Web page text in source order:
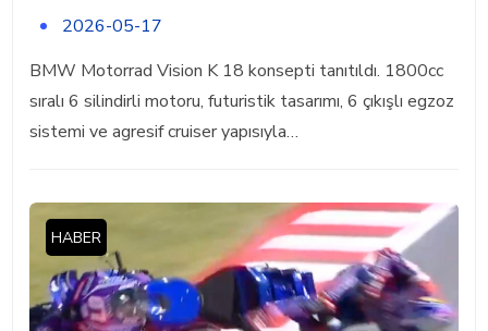
2026-05-17
BMW Motorrad Vision K 18 konsepti tanıtıldı. 1800cc
sıralı 6 silindirli motoru, futuristik tasarımı, 6 çıkışlı egzoz
sistemi ve agresif cruiser yapısıyla…
HABER